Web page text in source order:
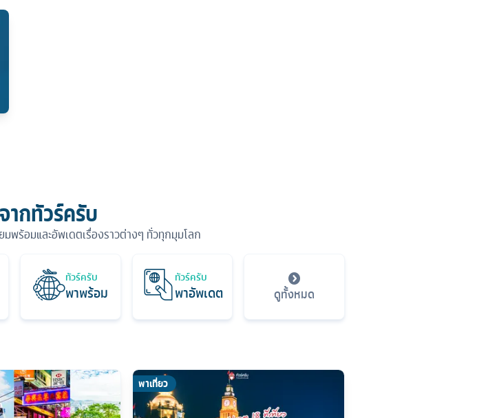
ากทัวร์ครับ
พร้อมและอัพเดตเรื่องราวต่างๆ ทั่วทุกมุมโลก
ทัวร์ครับ
พาพร้อม
ทัวร์ครับ
พาอัพเดต ดูทั้งหมด
พาเที่ยว